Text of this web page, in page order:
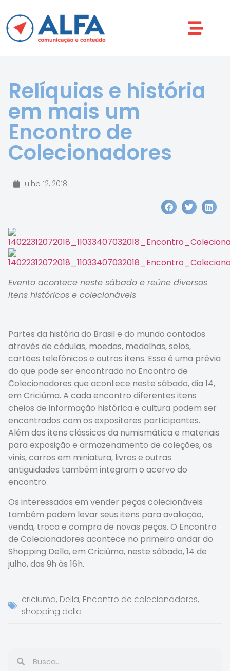
Relíquias e história
em mais um
Encontro de
Colecionadores
julho 12, 2018
Evento acontece neste sábado e reúne diversos
itens históricos e colecionáveis
Partes da história do Brasil e do mundo contados
através de cédulas, moedas, medalhas, selos,
cartões telefônicos e outros itens. Essa é uma prévia
do que pode ser encontrado no Encontro de
Colecionadores que acontece neste sábado, dia 14,
em Criciúma. A cada encontro diferentes itens
cheios de informação histórica e cultura podem ser
encontrados com os expositores participantes.
Além dos itens clássicos da numismática e materiais
para exposição e armazenamento de coleções, os
vinis, carros em miniatura, livros e outras
antiguidades também integram o acervo do
encontro.
Os interessados em vender peças colecionáveis
também podem levar seus itens para avaliação,
venda, troca e compra de novas peças. O Encontro
de Colecionadores acontece no primeiro andar do
Shopping Della, em Criciúma, neste sábado, 14 de
julho, das 9h às 16h.
criciuma, Della, Encontro de colecionadores,
shopping della